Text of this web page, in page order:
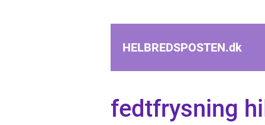
HELBREDSPOSTEN.dk
fedtfrysning